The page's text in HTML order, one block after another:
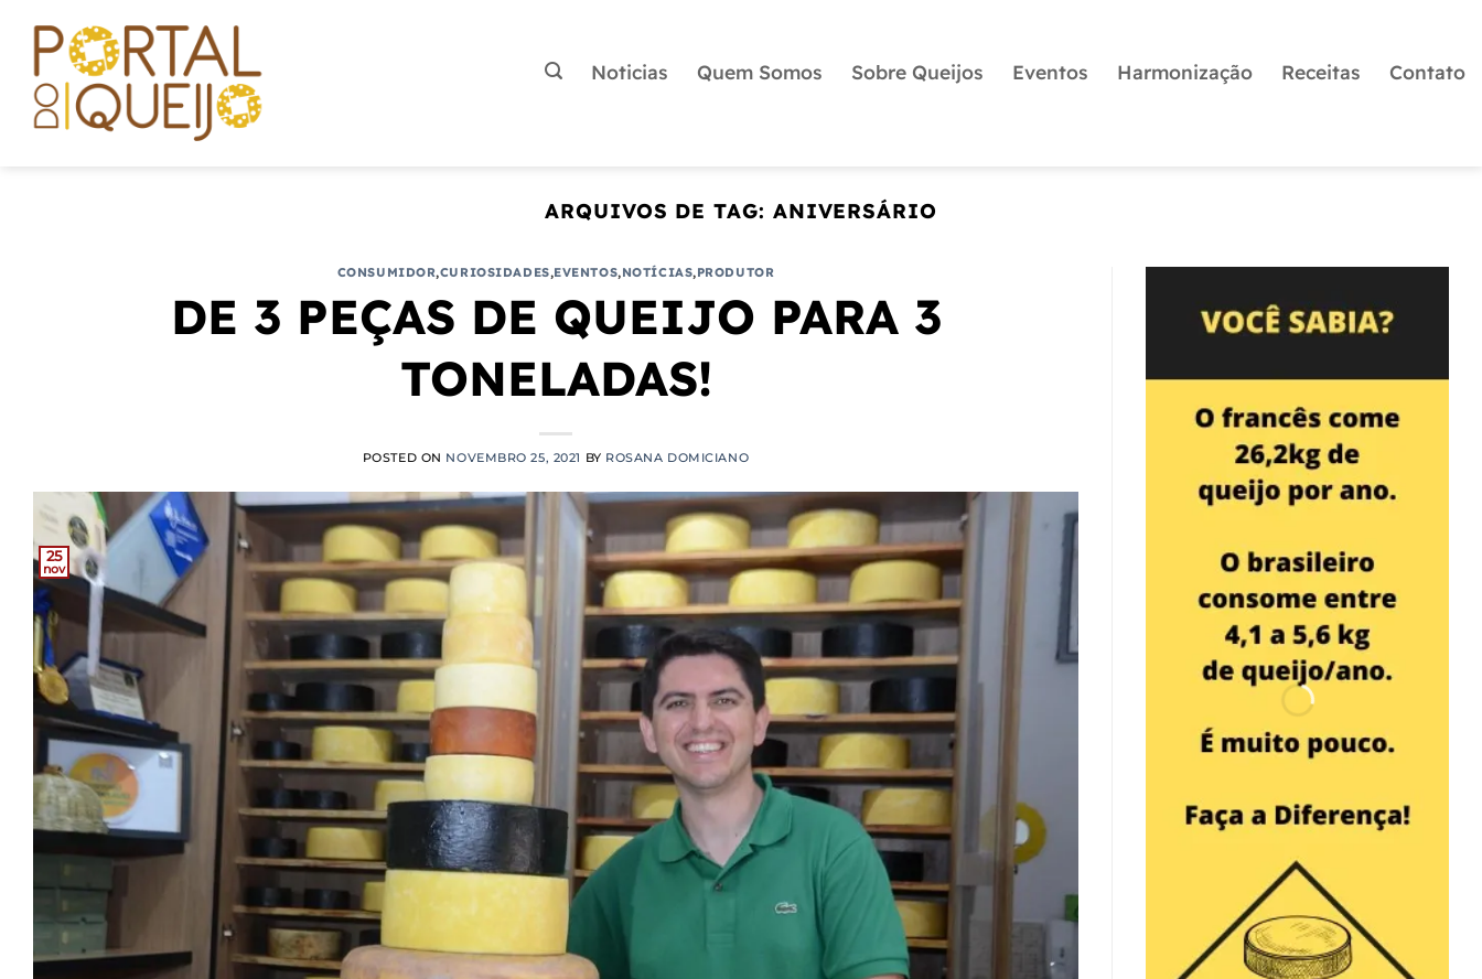
Noticias Quem Somos Sobre Queijos Eventos Harmonização Receitas Contato
ARQUIVOS DE TAG: ANIVERSÁRIO
CONSUMIDOR,CURIOSIDADES,EVENTOS,NOTÍCIAS,PRODUTOR
DE 3 PEÇAS DE QUEIJO PARA 3
TONELADAS!
POSTED ON NOVEMBRO 25, 2021 BY ROSANA DOMICIANO
25
nov